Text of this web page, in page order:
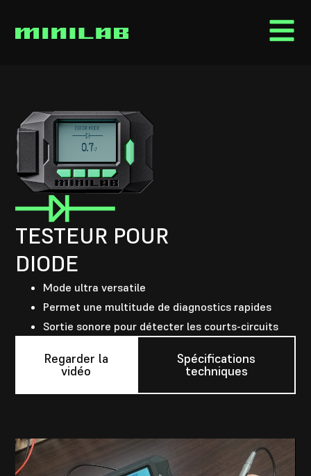
TESTEUR POUR
DIODE
Mode ultra versatile
Permet une multitude de diagnostics rapides
Sortie sonore pour détecter les courts-circuits
Regarder la
vidéo
Spécifications
techniques